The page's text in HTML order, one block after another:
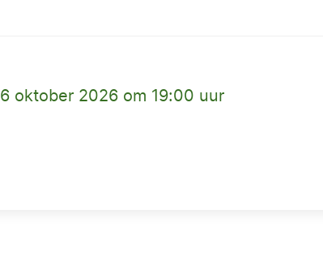
6 oktober 2026 om 19:00 uur